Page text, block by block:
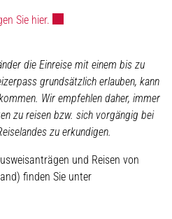
Sie hier.
die Einreise mit einem bis zu
grundsätzlich erlauben, kann
Wir empfehlen daher, immer
zu reisen bzw. sich vorgängig bei
zu erkundigen.
und Reisen von
finden Sie unter